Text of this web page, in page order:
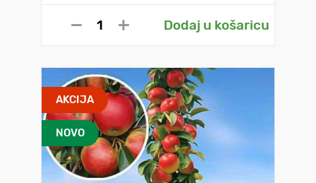
Dodaj u košaricu
AKCIJA
NOVO